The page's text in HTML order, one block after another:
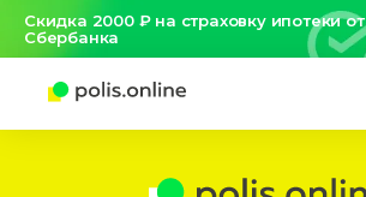
Скидка 2000 ₽ на страховку ипотеки от
Сбербанка